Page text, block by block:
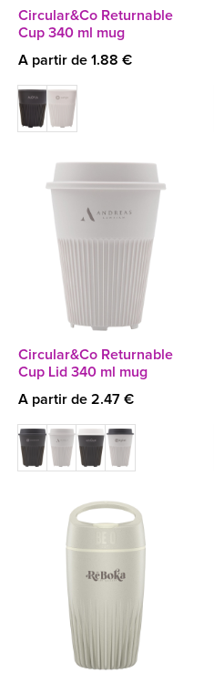
Circular&Co Returnable
Cup 340 ml mug
A partir de 1.88 €
Circular&Co Returnable
Cup Lid 340 ml mug
A partir de 2.47 €